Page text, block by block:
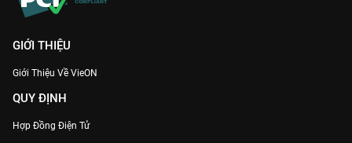
GIỚI THIỆU
Giới Thiệu Về VieON
QUY ĐỊNH
Hợp Đồng Điện Tử